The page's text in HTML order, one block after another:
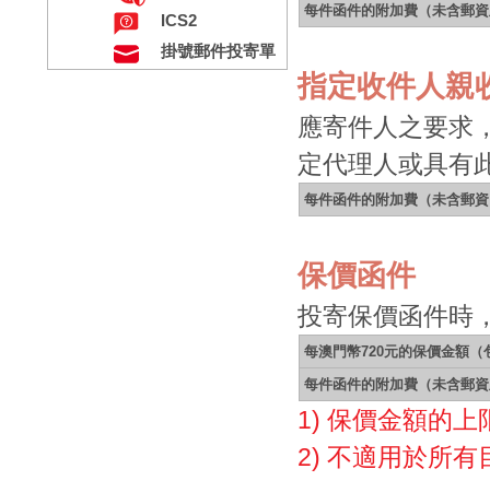
ICS2
掛號郵件投寄單
每件函件的附加費（未含郵
指定收件人親
應寄件人之要求
定代理人或具有
每件函件的附加費（未含郵
保價函件
投寄保價函件時
每澳門幣720元的保價金額
每件函件的附加費（未含郵
1) 保價金額的上
2) 不適用於所有